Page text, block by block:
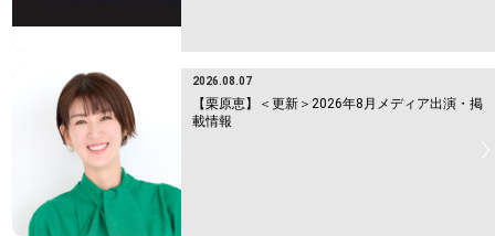
2026.08.07
【栗原恵】＜更新＞2026年8月メディア出演・掲
載情報